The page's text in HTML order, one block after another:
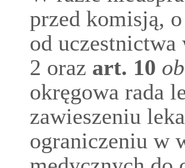
przed komisją,
od
2 oraz art. 10
okręgowa rada
zawieszeniu
ograniczeniu w